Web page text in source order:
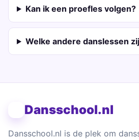
Kan ik een proefles volgen?
Welke andere danslessen
Dansschool.nl
Dansschool.nl is de plek om